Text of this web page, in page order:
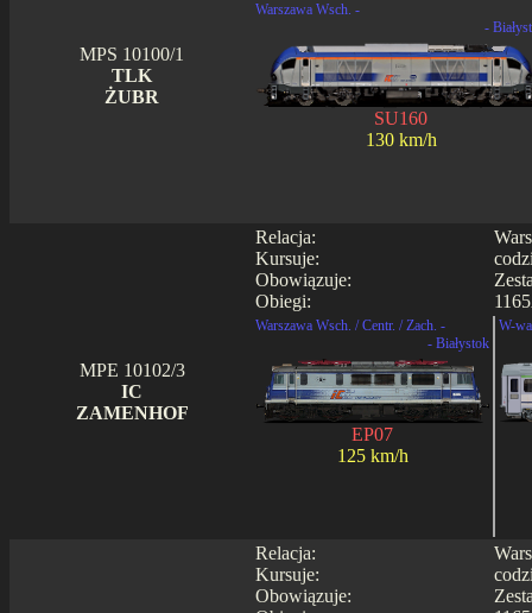
MPS 10100/1
TLK
ŻUBR
Warszawa Wsch. -
-
SU160
130 km/h
Relacja:
Kursuje:
Obowiązuje:
Obiegi:
MPE 10102/3
IC
ZAMENHOF
Warszawa Wsch. / Centr. / Zach. -
- Białystok
EP07
125 km/h
W-
Relacja:
Kursuje:
Obowiązuje: